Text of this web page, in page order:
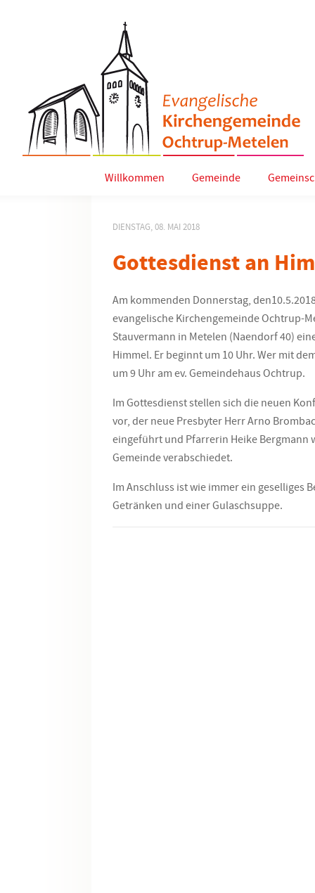
Willkommen Gemeinde
DIENSTAG, 08. MAI 2018
Gottesdienst an
Am kommenden Donnerstag,
evangelische Kirchengemeinde Ochtrup-
Stauvermann in Metelen (Naendorf 40)
Himmel. Er beginnt um 10 Uhr. Wer mit
um 9 Uhr am ev. Gemeindehaus Ochtrup.
Im Gottesdienst stellen sich die neuen
vor, der neue Presbyter Herr Arno
eingeführt und Pfarrerin Heike Bergmann
Gemeinde verabschiedet.
Im Anschluss ist wie immer ein geselliges
Getränken und einer Gulaschsuppe.